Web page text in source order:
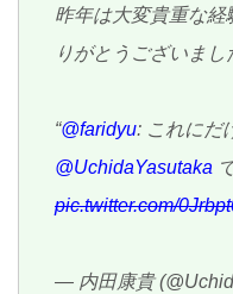
昨年は大変貴重な
りがとうございまし
“@faridyu: これにだ
@UchidaYasutaka
pic.twitter.com/
— 内田康貴